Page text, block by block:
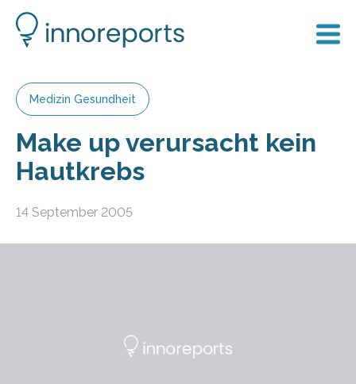
Medizin Gesundheit
Make up verursacht kein
Hautkrebs
14 September 2005